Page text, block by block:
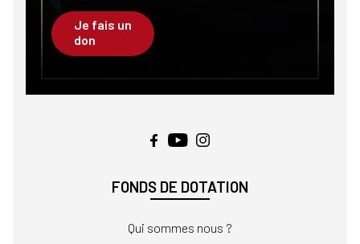
Je fais un
don
FONDS DE DOTATION
Qui sommes nous ?